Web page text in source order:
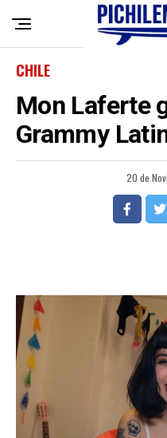
CHILE
Mon Laferte
Grammy
20 de